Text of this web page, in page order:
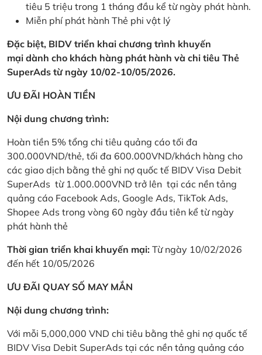
tiêu 5 triệu trong 1 tháng đầu kể từ ngày phát hành.
Miễn phí phát hành Thẻ phi vật lý
Đặc biệt, BIDV triển khai chương trình khuyến
mại dành cho khách hàng phát hành và chi tiêu Thẻ
SuperAds từ ngày 10/02-10/05/2026.
ƯU ĐÃI HOÀN TIỀN
Nội dung chương trình:
Hoàn tiền 5% tổng chi tiêu quảng cáo tối đa
300.000VND/thẻ, tối đa 600.000VND/khách hàng cho
các giao dịch bằng thẻ ghi nợ quốc tế BIDV Visa Debit
SuperAds từ 1.000.000VND trở lên tại các nền tảng
quảng cáo Facebook Ads, Google Ads, TikTok Ads,
Shopee Ads trong vòng 60 ngày đầu tiên kể từ ngày
phát hành thẻ
Thời gian triển khai khuyến mại: Từ ngày 10/02/2026
đến hết 10/05/2026
ƯU ĐÃI QUAY SỐ MAY MẮN
Nội dung chương trình:
Với mỗi 5,000,000 VND chi tiêu bằng thẻ ghi nợ quốc tế
BIDV Visa Debit SuperAds tại các nền tảng quảng cáo